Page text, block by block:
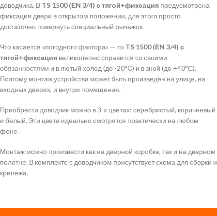
доводчика. В TS 1500 (ЕN 3/4) с тягой+фиксация предусмотрена
фиксация двери в открытом положении, для этого просто
достаточно повернуть специальный рычажок.
Что касается «погодного фактора» — то TS 1500 (ЕN 3/4) с
тягой+фиксация великолепно справится со своими
обязанностями и в лютый холод (до -20°С) и в зной (до +40°С).
Поэтому монтаж устройства может быть произведён на улице, на
входных дверях, и внутри помещения.
Приобрести доводчик можно в 3-х цветах: серебристый, коричневый
и белый. Эти цвета идеально смотрятся практически на любом
фоне.
Монтаж можно произвести как на дверной коробке, так и на дверном
полотне. В комплекте с доводчиком присутствует схема для сборки и
крепежа.